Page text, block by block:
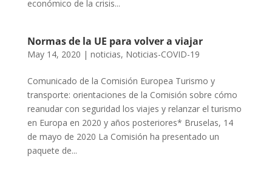
económico de la crisis...
Normas de la UE para volver a viajar
May 14, 2020 | noticias, Noticias-COVID-19
Comunicado de la Comisión Europea Turismo y
transporte: orientaciones de la Comisión sobre cómo
reanudar con seguridad los viajes y relanzar el turismo
en Europa en 2020 y años posteriores* Bruselas, 14
de mayo de 2020 La Comisión ha presentado un
paquete de...